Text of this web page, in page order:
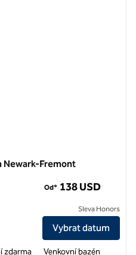
Newark-Fremont
Suites by Hilton Newark-
Od* 138 USD
Sleva Honors
Vybrat datum
zdarma Venkovní bazén